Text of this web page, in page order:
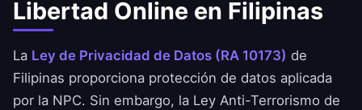
Libertad Online en Filipinas
La Ley de Privacidad de Datos (RA 10173) de
Filipinas proporciona protección de datos aplicada
por la NPC. Sin embargo, la Ley Anti-Terrorismo de